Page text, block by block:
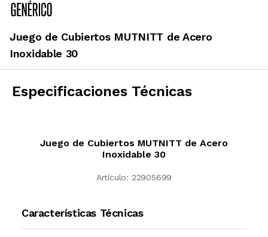
Juego de Cubiertos MUTNITT de Acero
Inoxidable 30
Especificaciones Técnicas
Juego de Cubiertos MUTNITT de Acero
Inoxidable 30
Artículo: 22905699
Características Técnicas